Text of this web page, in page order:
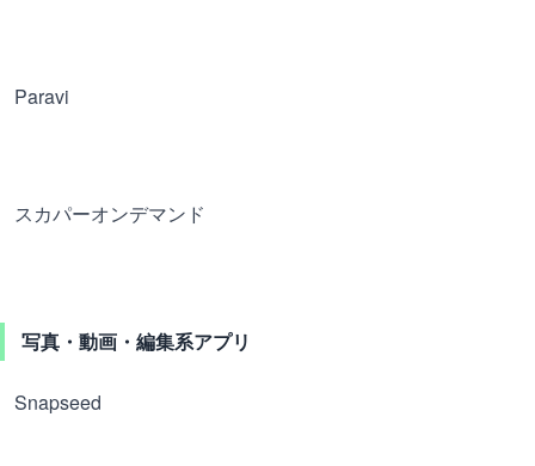
Paravi
スカパーオンデマンド
写真・動画・編集系アプリ
Snapseed